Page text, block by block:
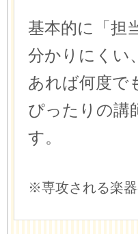
基本的に「担
分かりにくい、
あれば何度で
ぴったりの講
す。
※専攻される楽